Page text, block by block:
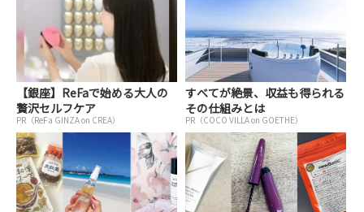
【銀座】ReFaで始める大人の
贅沢セルフケア
PR（ReFa GINZA on CREA）
すべてが絶景、収益も得られる
その仕組みとは
PR（COCO VILLA on GOETHE）